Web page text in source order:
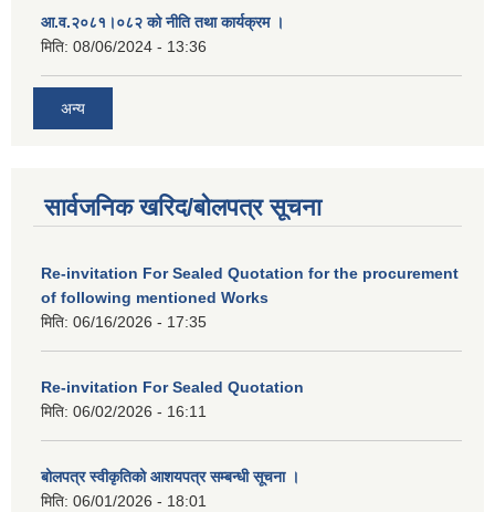
आ.व.२०८१।०८२ को नीति तथा कार्यक्रम ।
मिति: 08/06/2024 - 13:36
अन्य
सार्वजनिक खरिद/बोलपत्र सूचना
Re-invitation For Sealed Quotation for the procurement
of following mentioned Works
मिति: 06/16/2026 - 17:35
Re-invitation For Sealed Quotation
मिति: 06/02/2026 - 16:11
बोलपत्र स्वीकृतिको आशयपत्र सम्बन्धी सूचना ।
मिति: 06/01/2026 - 18:01